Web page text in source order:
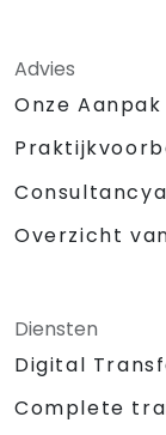
Advies
Onze Aanpak
Overzicht
Diensten
Digital
Complete